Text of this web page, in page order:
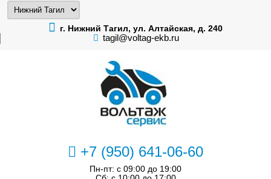
г. Нижний Тагил, ул. Алтайская, д. 240
tagil@voltag-ekb.ru
+7 (950) 641-06-60
Пн-пт: с 09:00 до 19:00